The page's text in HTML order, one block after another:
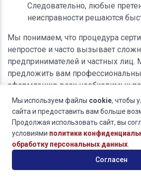
Следовательно, любые
неисправности решаются
Мы понимаем, что процедура
непростое и часто вызывает
предпринимателей и частных лиц.
предложить вам
оформлению всех необходимых
документов на ваши ирригаторы.
Наши квалифицированные
грамотное прохождение всех
начиная от подготовки пакета
заканчивая успешным
испытаний и официальной
Мы используем файлы cookie, чтобы
сайта и предоставить вам больше
Продолжая использовать сайт, вы
условиями политики
обработку персональных данных
Согласен